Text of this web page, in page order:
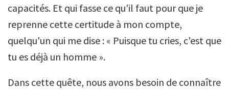
capacités. Et qui fasse ce qu'il faut pour que je
reprenne cette certitude à mon compte,
quelqu'un qui me dise : « Puisque tu cries, c'est que
tu es déjà un homme ».
Dans cette quête, nous avons besoin de connaître